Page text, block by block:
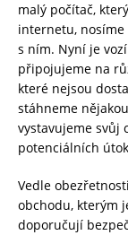
malý počítač,
internetu,
s ním. Nyní je
připojujeme na
které nejsou
stáhneme
vystavujeme svůj
potenciálních
Vedle
obchodu, kterým
doporučují